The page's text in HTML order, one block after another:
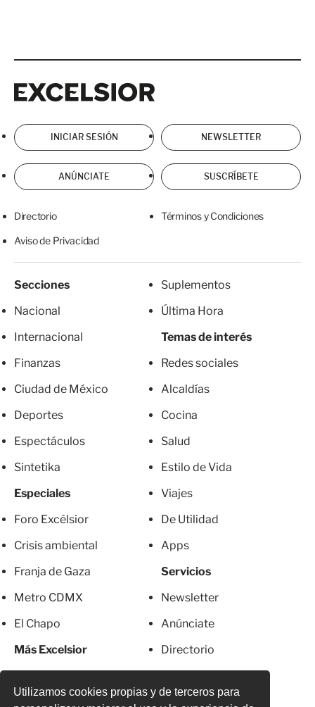
Utilizamos cookies propias y de terceros para
INICIAR SESIÓN NEWSLETTER
ANÚNCIATE SUSCRÍBETE
Directorio Términos y Condiciones
Aviso de Privacidad
Secciones
Nacional
Internacional
Finanzas
Ciudad de México
Deportes
Espectáculos
Sintetika
Especiales
Foro Excélsior
Crisis ambiental
Franja de Gaza
Metro CDMX
El Chapo
Más Excelsior
Suplementos
Última Hora
Temas de interés
Redes sociales
Alcaldías
Cocina
Salud
Estilo de Vida
Viajes
De Utilidad
Apps
Servicios
Newsletter
Anúnciate
Directorio